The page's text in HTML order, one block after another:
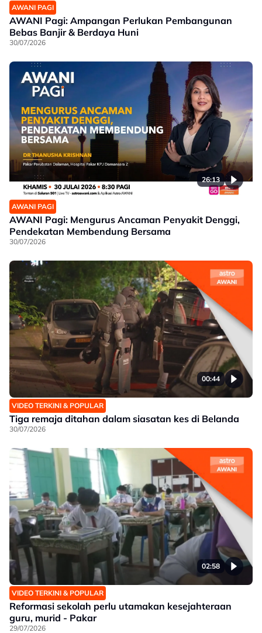
AWANI PAGI
AWANI Pagi: Ampangan Perlukan Pembangunan
Bebas Banjir & Berdaya Huni
30/07/2026
26:13
AWANI PAGI
AWANI Pagi: Mengurus Ancaman Penyakit Denggi,
Pendekatan Membendung Bersama
30/07/2026
00:44
VIDEO TERKINI & POPULAR
Tiga remaja ditahan dalam siasatan kes di Belanda
30/07/2026
02:58
VIDEO TERKINI & POPULAR
Reformasi sekolah perlu utamakan kesejahteraan
guru, murid - Pakar
29/07/2026